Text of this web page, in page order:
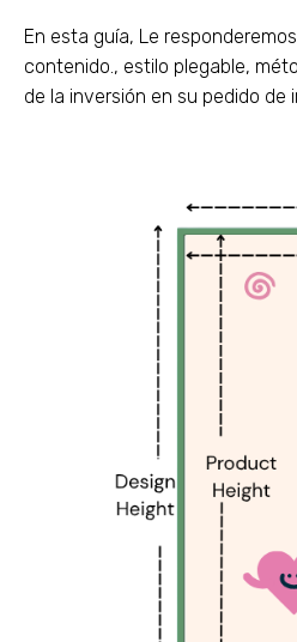
En esta guía, Le
contenido., estilo plegable,
de la inversión en su pedido de